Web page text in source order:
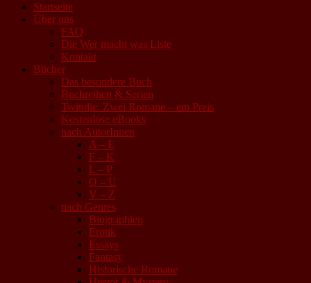
Startseite
Über uns
FAQ
Die Wer macht was Liste
Kontakt
Bücher
Das besondere Buch
Buchreihen & Serien
Twindie: Zwei Romane – ein Preis
Kostenlose eBooks
nach AutorInnen
A – E
F – K
L – P
Q – U
V – Z
nach Genres
Biographien
Erotik
Essays
Fantasy
Historische Romane